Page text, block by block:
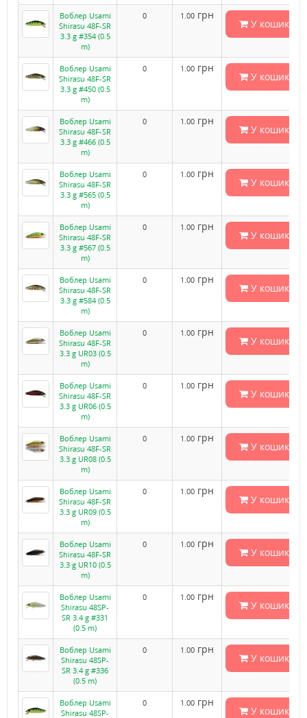
Воблер Usami
Shirasu 48F-SR
3.3 g #354 (0.5
m)
0 1.00 грн
У кошик
Воблер Usami
Shirasu 48F-SR
3.3 g #450 (0.5
m)
0 1.00 грн
У кошик
Воблер Usami
Shirasu 48F-SR
3.3 g #466 (0.5
m)
0 1.00 грн
У кошик
Воблер Usami
Shirasu 48F-SR
3.3 g #565 (0.5
m)
0 1.00 грн
У кошик
Воблер Usami
Shirasu 48F-SR
3.3 g #567 (0.5
m)
0 1.00 грн
У кошик
Воблер Usami
Shirasu 48F-SR
3.3 g #584 (0.5
m)
0 1.00 грн
У кошик
Воблер Usami
Shirasu 48F-SR
3.3 g UR03 (0.5
m)
0 1.00 грн
У кошик
Воблер Usami
Shirasu 48F-SR
3.3 g UR06 (0.5
m)
0 1.00 грн
У кошик
Воблер Usami
Shirasu 48F-SR
3.3 g UR08 (0.5
m)
0 1.00 грн
У кошик
Воблер Usami
Shirasu 48F-SR
3.3 g UR09 (0.5
m)
0 1.00 грн
У кошик
Воблер Usami
Shirasu 48F-SR
3.3 g UR10 (0.5
m)
0 1.00 грн
У кошик
Воблер Usami
Shirasu 48SP-
SR 3.4 g #331
(0.5 m)
0 1.00 грн
У кошик
Воблер Usami
Shirasu 48SP-
SR 3.4 g #336
(0.5 m)
0 1.00 грн
У кошик
Воблер Usami
Shirasu 48SP-
0 1.00 грн
У кошик